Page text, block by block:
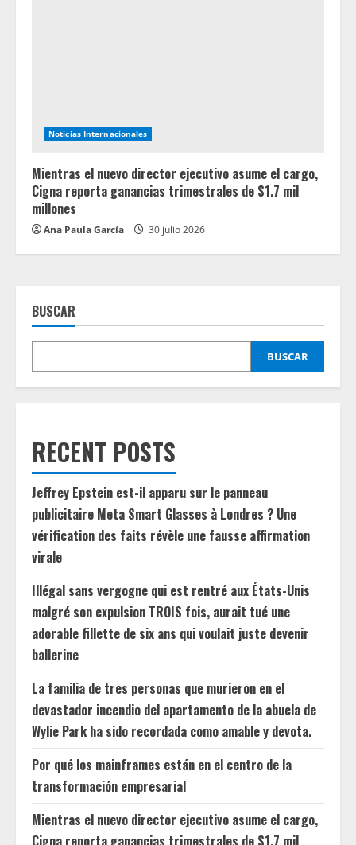
Noticias Internacionales
Mientras el nuevo director ejecutivo asume el cargo,
Cigna reporta ganancias trimestrales de $1.7 mil
millones
Ana Paula García 30 julio 2026
BUSCAR
BUSCAR
RECENT POSTS
Jeffrey Epstein est-il apparu sur le panneau
publicitaire Meta Smart Glasses à Londres ? Une
vérification des faits révèle une fausse affirmation
virale
Illégal sans vergogne qui est rentré aux États-Unis
malgré son expulsion TROIS fois, aurait tué une
adorable fillette de six ans qui voulait juste devenir
ballerine
La familia de tres personas que murieron en el
devastador incendio del apartamento de la abuela de
Wylie Park ha sido recordada como amable y devota.
Por qué los mainframes están en el centro de la
transformación empresarial
Mientras el nuevo director ejecutivo asume el cargo,
Cigna reporta ganancias trimestrales de $1.7 mil